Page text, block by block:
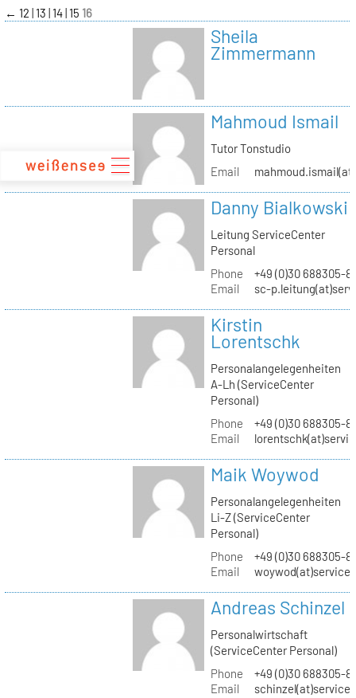
zum
Inhalt
← 12 13 14 15 16
Sheila
Zimmermann
Mahmoud Ismail
Tutor Tonstudio
Email
Danny Bialkowski
Leitung ServiceCenter
Personal
Phone
+49 (0)30 688305-
Email
sc-
Kirstin
Lorentschk
Personalangelegenheiten
A-Lh (ServiceCenter
Personal)
Phone
+49 (0)30 688305-
Email
Maik Woywod
Personalangelegenheiten
Li-Z (ServiceCenter
Personal)
Phone
+49 (0)30 688305-
Email
Andreas Schinzel
Personalwirtschaft
(ServiceCenter Personal)
Phone
+49 (0)30 688305-
Email